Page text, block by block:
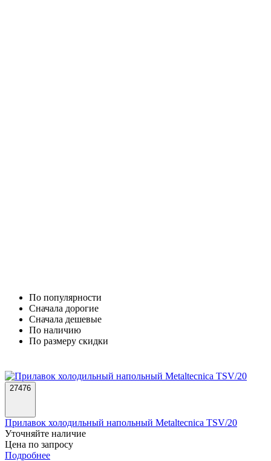
По популярности
Cначала дорогие
Cначала дешевые
По наличию
По размеру скидки
27476
Прилавок холодильный напольный Metaltecnica TSV/20
Уточняйте наличие
Цена по запросу
Подробнее